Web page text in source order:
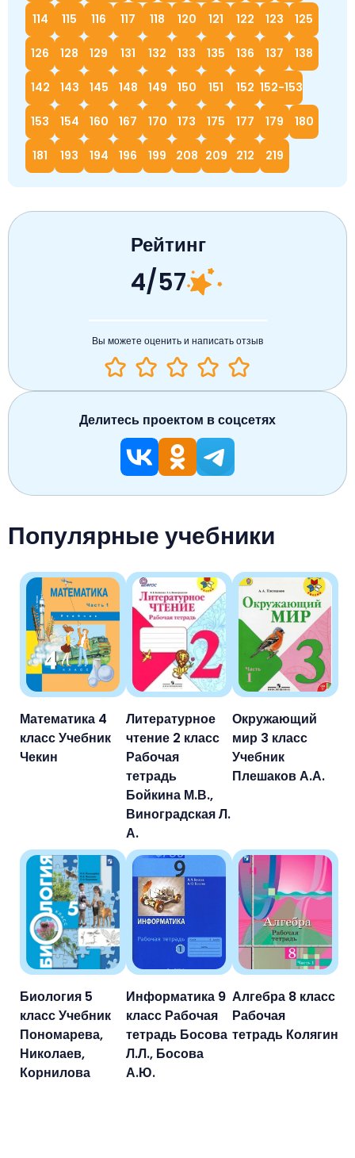
114 115 116 117 118 120 121 122 123 125
126 128 129 131 132 133 135 136 137 138
142 143 145 148 149 150 151 152 152-153
153 154 160 167 170 173 175 177 179 180
181 193 194 196 199 208 209 212 219
Популярные учебники
Математика 4
класс Учебник
Чекин
Литературное
чтение 2 класс
Рабочая
тетрадь
Бойкина М.В.,
Виноградская Л.
А.
Окружающий
мир 3 класс
Учебник
Плешаков А.А.
Биология 5
класс Учебник
Пономарева,
Николаев,
Корнилова
Информатика 9
класс Рабочая
тетрадь Босова
Л.Л., Босова
А.Ю.
Алгебра 8 класс
Рабочая
тетрадь Колягин
Рейтинг
4/57
Вы можете оценить и написать отзыв
Делитесь проектом в соцсетях